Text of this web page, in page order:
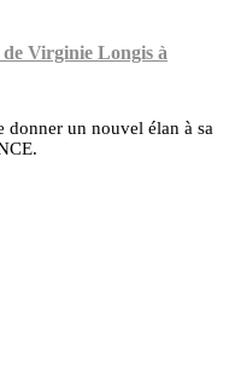
Virginie Longis à
un nouvel élan à sa